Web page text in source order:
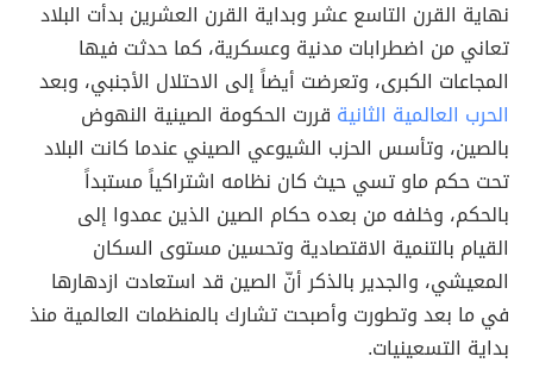
نهاية القرن التاسع عشر وبداية القرن العشرين بدأت البلاد
تعاني من اضطرابات مدنية وعسكرية، كما حدثت فيها
المجاعات الكبرى، وتعرضت أيضاً إلى الاحتلال الأجنبي، وبعد
الحرب العالمية الثانية قررت الحكومة الصينية النهوض
بالصين، وتأسس الحزب الشيوعي الصيني عندما كانت البلاد
تحت حكم ماو تسي حيث كان نظامه اشتراكياً مستبداً
بالحكم، وخلفه من بعده حكام الصين الذين عمدوا إلى
القيام بالتنمية الاقتصادية وتحسين مستوى السكان
المعيشي، والجدير بالذكر أنّ الصين قد استعادت ازدهارها
في ما بعد وتطورت وأصبحت تشارك بالمنظمات العالمية منذ
بداية التسعينيات.